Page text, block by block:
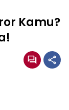
Kamu?